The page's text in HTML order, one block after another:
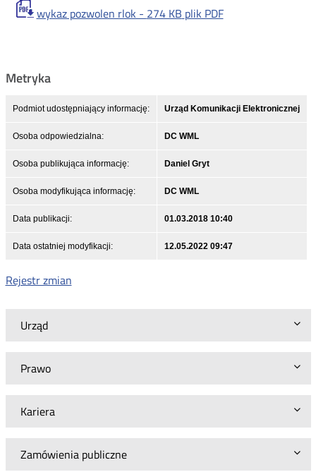
Urząd
Prawo
Kariera
Zamówienia publiczne
wykaz pozwolen rlok - 274 KB plik PDF
Metryka
Podmiot udostępniający informację: Urząd Komunikacji Elektronicznej
Osoba odpowiedzialna: DC WML
Osoba publikująca informację: Daniel Gryt
Osoba modyfikująca informację: DC WML
Data publikacji: 01.03.2018 10:40
Data ostatniej modyfikacji: 12.05.2022 09:47
Rejestr zmian